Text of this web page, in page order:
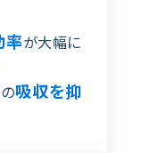
率が大幅に
吸収を抑